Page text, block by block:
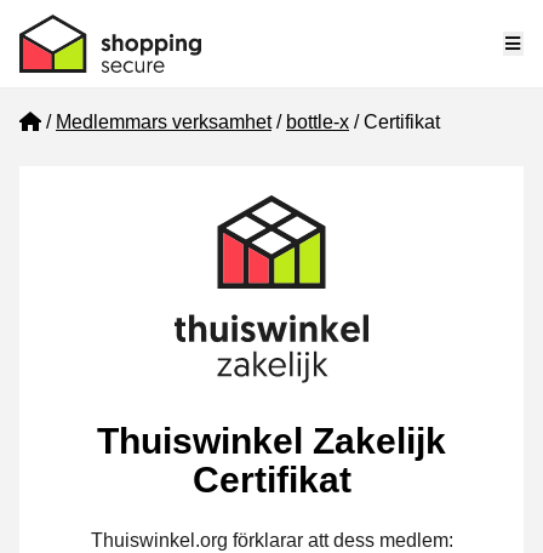
Home
Medlemmars verksamhet bottle-x Certifikat
Thuiswinkel Zakelijk
Certifikat
Thuiswinkel.org förklarar att dess medlem: